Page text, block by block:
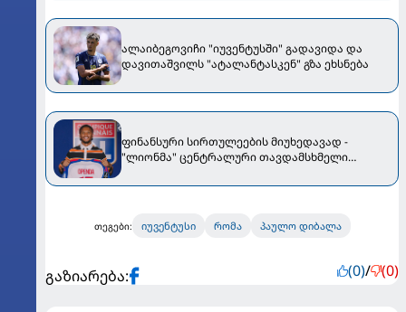
ალაიბეგოვიჩი "იუვენტუსში" გადავიდა და
დავითაშვილს "ატალანტასკენ" გზა ეხსნება
ფინანსური სირთულეების მიუხედავად -
"ლიონმა" ცენტრალური თავდამსხმელი
თეგები: იუვენტუსი რომა პაულო დიბალა
გაზიარება: (0)/ (0)